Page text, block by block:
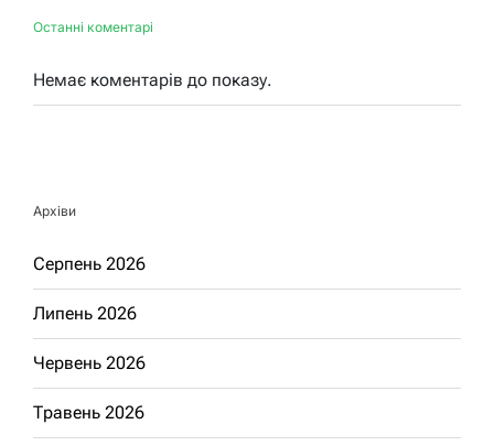
Останні коментарі
Немає коментарів до показу.
Архіви
Серпень 2026
Липень 2026
Червень 2026
Травень 2026